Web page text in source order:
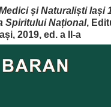
și Naturaliști Iași
Spiritului Național,
2019, ed. a II-a